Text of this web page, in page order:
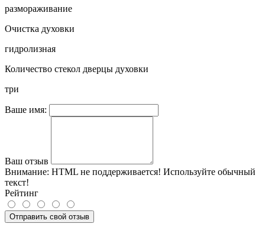
размораживание
Очистка духовки
гидролизная
Количество стекол дверцы духовки
три
Ваше имя:
Ваш отзыв
Внимание: HTML не поддерживается! Используйте обычный
текст!
Рейтинг
Отправить свой отзыв